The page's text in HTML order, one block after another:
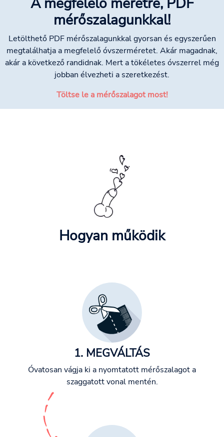
mérőszalagunkkal!
Letölthető PDF mérőszalagunkkal gyorsan és egyszerűen
megtalálhatja a megfelelő óvszerméretet. Akár magadnak,
akár a következő randidnak. Mert a tökéletes óvszerrel még
jobban élvezheti a szeretkezést.
Töltse le a mérőszalagot most!
Hogyan működik
1. MEGVÁLTÁS
Óvatosan vágja ki a nyomtatott mérőszalagot a
szaggatott vonal mentén.